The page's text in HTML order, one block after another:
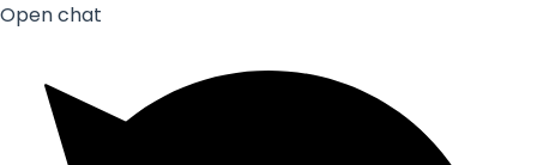
Open chat